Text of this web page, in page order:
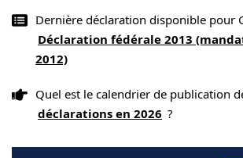
Dernière déclaration disponible pour
Déclaration fédérale 2013
2012)
Quel est le calendrier de publication
déclarations en 2026 ?